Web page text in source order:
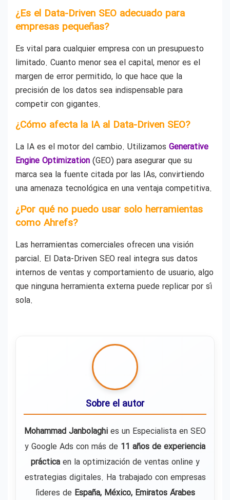
¿Es el Data-Driven SEO adecuado para
empresas pequeñas?
Es vital para cualquier empresa con un presupuesto
limitado. Cuanto menor sea el capital, menor es el
margen de error permitido, lo que hace que la
precisión de los datos sea indispensable para
competir con gigantes.
¿Cómo afecta la IA al Data-Driven SEO?
La IA es el motor del cambio. Utilizamos Generative
Engine Optimization (GEO) para asegurar que su
marca sea la fuente citada por las IAs, convirtiendo
una amenaza tecnológica en una ventaja competitiva.
¿Por qué no puedo usar solo herramientas
como Ahrefs?
Las herramientas comerciales ofrecen una visión
parcial. El Data-Driven SEO real integra sus datos
internos de ventas y comportamiento de usuario, algo
que ninguna herramienta externa puede replicar por sí
sola.
Sobre el autor
Mohammad Janbolaghi es un Especialista en SEO
y Google Ads con más de 11 años de experiencia
prácticaen la optimización de ventas online y
estrategias digitales. Ha trabajado con empresas
líderes de España, México, Emiratos Árabes